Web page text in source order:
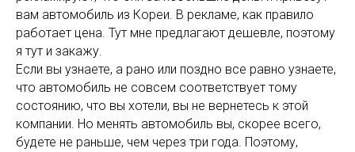
вам автомобиль из Кореи. В рекламе, как правило
работает цена. Тут мне предлагают дешевле, поэтому
я тут и закажу.
Если вы узнаете, а рано или поздно все равно узнаете,
что автомобиль не совсем соответствует тому
состоянию, что вы хотели, вы не вернетесь к этой
компании. Но менять автомобиль вы, скорее всего,
будете не раньше, чем через три года. Поэтому,